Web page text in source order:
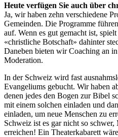
Heute verfügen Sie auch über
Ja, wir haben zehn verschiedene
Gemeinden. Die Programme
auf. Wenn es gut gemacht ist,
«christliche Botschaft» dahinter
Daneben bieten wir Coaching an
Moderation.
In der Schweiz wird fast
Evangeliums gebucht. Wir haben
denen jedes den Bogen zur Bibel
mit einem solchen einladen und
einladen, um neue Menschen zu
Schweiz ist es gar nicht so
erreichen! Ein Theaterkabarett